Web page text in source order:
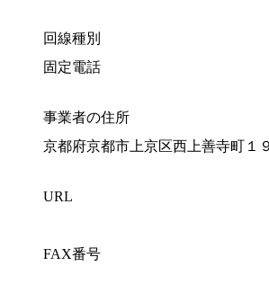
回線種別
固定電話
事業者の住所
京都府京都市上京区西上善寺町１
URL
FAX番号